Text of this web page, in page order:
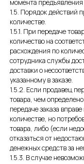
момента предъявления
1.5. Порядок действий
количестве.
1.5.1. При передаче
количество на
расхождения по
сотрудника службы
доставки о
указанному в заказе.
1.5.2. Если продавец
товара, чем
передаче заказа
количестве, но
товара, либо (если
отказаться от
денежных средств за
1.5.3. В случае